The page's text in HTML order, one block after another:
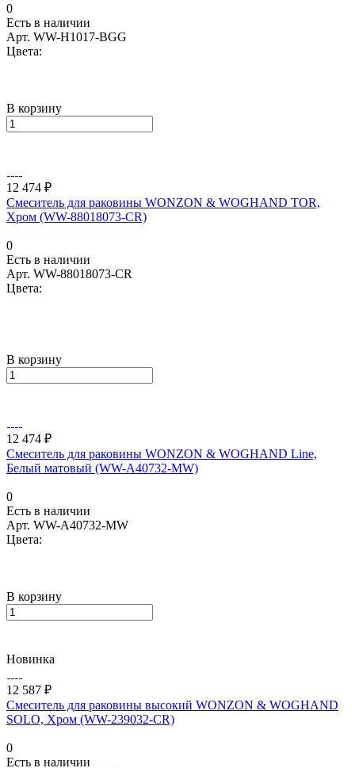
0
Есть в наличии
Арт. WW-H1017-BGG
Цвета:
В корзину
12 474 ₽
Смеситель для раковины WONZON & WOGHAND TOR,
Хром (WW-88018073-CR)
0
Есть в наличии
Арт. WW-88018073-CR
Цвета:
В корзину
12 474 ₽
Смеситель для раковины WONZON & WOGHAND Line,
Белый матовый (WW-A40732-MW)
0
Есть в наличии
Арт. WW-A40732-MW
Цвета:
В корзину
Новинка
12 587 ₽
Смеситель для раковины высокий WONZON & WOGHAND
SOLO, Хром (WW-239032-CR)
0
Есть в наличии